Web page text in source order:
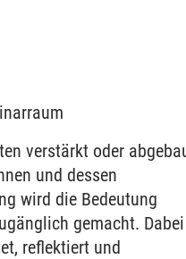
verstärkt oder
und dessen
wird die Bedeutung
gemacht. Dabei
reflektiert und